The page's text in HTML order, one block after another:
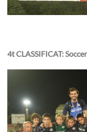
4t CLASSIFICAT: